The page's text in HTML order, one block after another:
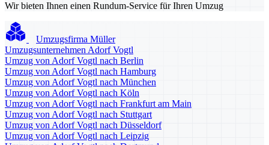
Wir bieten Ihnen einen Rundum-Service für Ihren Umzug
Umzugsfirma Müller
Umzugsunternehmen Adorf Vogtl
Umzug von Adorf Vogtl nach Berlin
Umzug von Adorf Vogtl nach Hamburg
Umzug von Adorf Vogtl nach München
Umzug von Adorf Vogtl nach Köln
Umzug von Adorf Vogtl nach Frankfurt am Main
Umzug von Adorf Vogtl nach Stuttgart
Umzug von Adorf Vogtl nach Düsseldorf
Umzug von Adorf Vogtl nach Leipzig